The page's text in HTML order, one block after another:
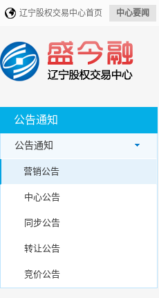
辽宁股权交易中心首页 中心要闻
公告通知
公告通知
营销公告
中心公告
同步公告
转让公告
竞价公告